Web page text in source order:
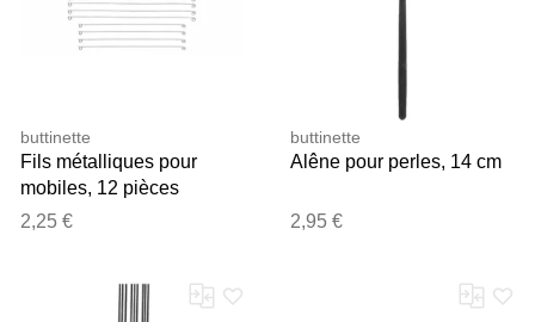
buttinette
Fils métalliques pour
mobiles, 12 pièces
2,25 €
buttinette
Alêne pour perles, 14 cm
2,95 €